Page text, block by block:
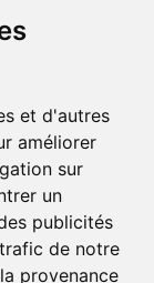
et d'autres
améliorer
sur
un
publicités
de notre
provenance
milliers de
le retrait
pratique,